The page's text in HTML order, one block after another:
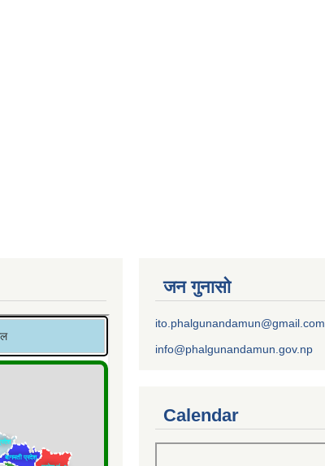
जन गुनासो
ito.phalgunandamun@gmail.com
info@phalgunandamun.gov.np
Calendar